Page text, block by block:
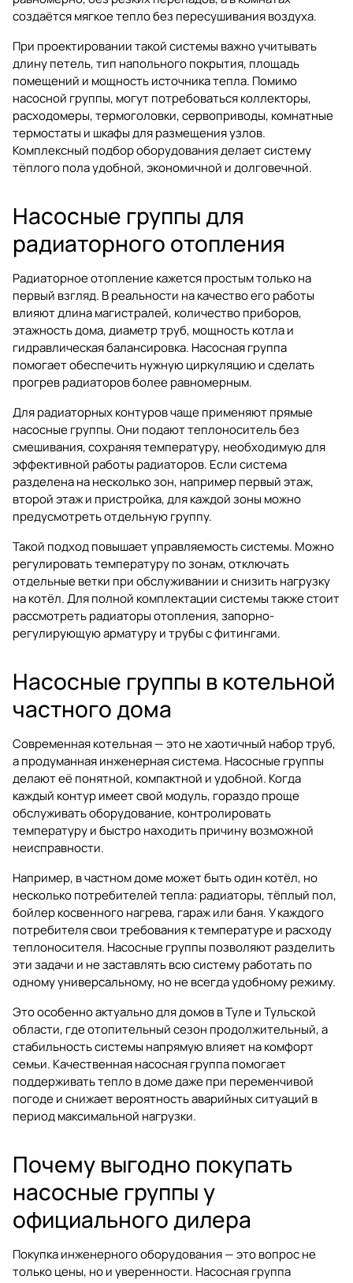
создаётся мягкое тепло без пересушивания воздуха.
При проектировании такой системы важно учитывать
длину петель, тип напольного покрытия, площадь
помещений и мощность источника тепла. Помимо
насосной группы, могут потребоватьсяколлекторы,
расходомеры, термоголовки, сервоприводы, комнатные
термостаты и шкафы для размещения узлов.
Комплексный подбор оборудования делает систему
тёплого пола удобной, экономичной и долговечной.
Насосные группы для
радиаторного отопления
Радиаторное отопление кажется простым только на
первый взгляд. В реальности на качество его работы
влияют длина магистралей, количество приборов,
этажность дома, диаметр труб, мощность котла и
гидравлическая балансировка. Насосная группа
помогает обеспечить нужную циркуляцию и сделать
прогрев радиаторов более равномерным.
Для радиаторных контуров чаще применяют прямые
насосные группы. Они подают теплоноситель без
смешивания, сохраняя температуру, необходимую для
эффективной работы радиаторов. Если система
разделена на несколько зон, например первый этаж,
второй этаж и пристройка, для каждой зоны можно
предусмотреть отдельную группу.
Такой подход повышает управляемость системы. Можно
регулировать температуру по зонам, отключать
отдельные ветки при обслуживании и снизить нагрузку
на котёл. Для полной комплектации системы также стоит
рассмотретьрадиаторы отопления,запорно-
регулирующую арматуруитрубы с фитингами.
Насосные группы в котельной
частного дома
Современная котельная — это не хаотичный набор труб,
а продуманная инженерная система. Насосные группы
делают её понятной, компактной и удобной. Когда
каждый контур имеет свой модуль, гораздо проще
обслуживать оборудование, контролировать
температуру и быстро находить причину возможной
неисправности.
Например, в частном доме может быть один котёл, но
несколько потребителей тепла: радиаторы, тёплый пол,
бойлер косвенного нагрева, гараж или баня. У каждого
потребителя свои требования к температуре и расходу
теплоносителя. Насосные группы позволяют разделить
эти задачи и не заставлять всю систему работать по
одному универсальному, но не всегда удобному режиму.
Это особенно актуально для домов в Туле и Тульской
области, где отопительный сезон продолжительный, а
стабильность системы напрямую влияет на комфорт
семьи. Качественная насосная группа помогает
поддерживать тепло в доме даже при переменчивой
погоде и снижает вероятность аварийных ситуаций в
период максимальной нагрузки.
Почему выгодно покупать
насосные группы у
официального дилера
Покупка инженерного оборудования — это вопрос не
только цены, но и уверенности. Насосная группа